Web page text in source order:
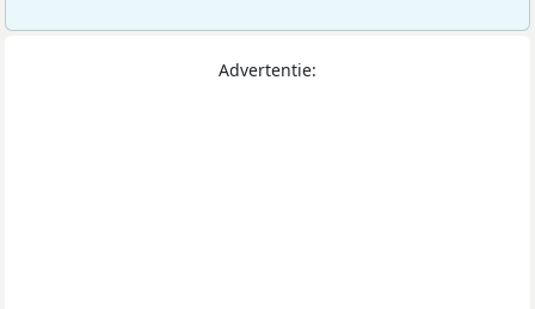
Advertentie: